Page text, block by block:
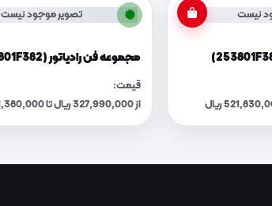
نیست تصویر موجود نیست
مجموعه فن رادیاتور (253801F382)
قیمت:
از 327,990,000 ریال تا 341,380,000 ریال